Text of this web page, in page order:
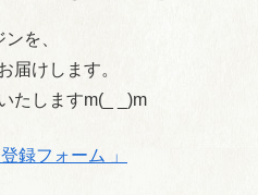
を、
届けします。
たしますm(_ _)m
録フォーム 」